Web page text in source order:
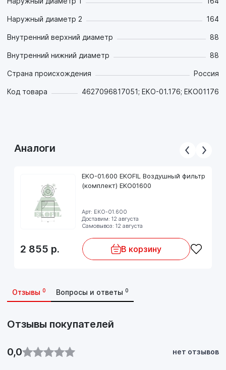
Наружный диаметр 2 164
Внутренний верхний диаметр 88
Внутренний нижний диаметр 88
Страна происхождения Россия
Код товара 4627096817051; EKO-01.176; EKO01176
Аналоги
EKO-01.600 EKOFIL Воздушный фильтр
(комплект) EKO01600
Арт: EKO-01.600
Доставим: 12 августа
Самовывоз: 12 августа
2 855 р. В корзину
Отзывы 0 Вопросы и ответы 0
Отзывы покупателей
0,0 нет отзывов